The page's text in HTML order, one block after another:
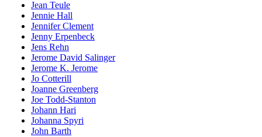
Jean Teule
Jennie Hall
Jennifer Clement
Jenny Erpenbeck
Jens Rehn
Jerome David Salinger
Jerome K. Jerome
Jo Cotterill
Joanne Greenberg
Joe Todd-Stanton
Johann Hari
Johanna Spyri
John Barth